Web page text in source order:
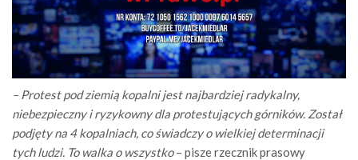
– Protest pod ziemią kopalni jest najbardziej radykalny,
niebezpieczny i ryzykowny dla protestujących górników. Został
podjęty na 4 kopalniach, co świadczy o wielkiej determinacji
tych ludzi. To walka o wszystko– pisze rzecznik prasowy